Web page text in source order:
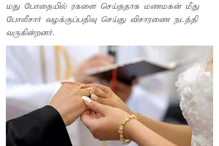
மது போதையில் ரகளை செய்ததாக மணமகன் மீது
போலீசார் வழக்குப்பதிவு செய்து விசாரணை நடத்தி
வருகின்றனர்.